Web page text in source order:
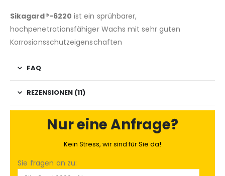
Sikagard®-6220 ist ein sprühbarer,
hochpenetrationsfähiger Wachs mit sehr guten
Korrosionsschutzeigenschaften
FAQ
REZENSIONEN (11)
Nur eine Anfrage?
Kein Stress, wir sind für Sie da!
Sie fragen an zu: